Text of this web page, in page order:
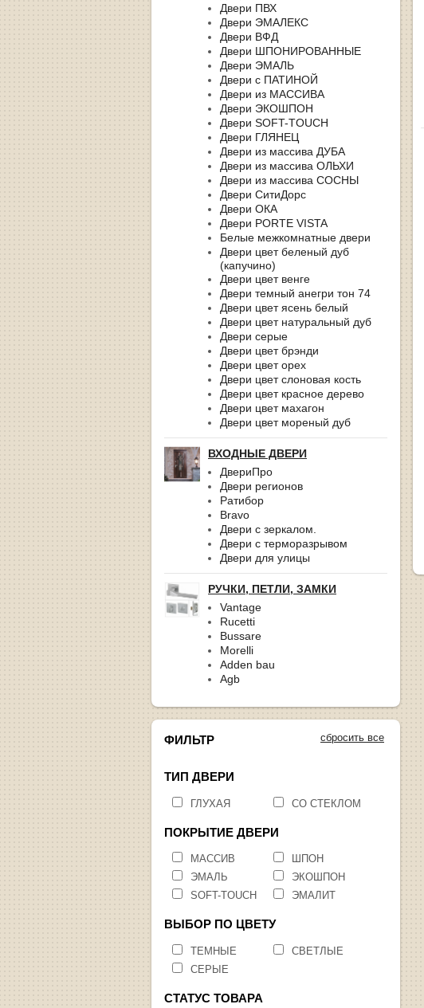
Двери ПВХ
Двери ЭМАЛЕКС
Двери ВФД
Двери ШПОНИРОВАННЫЕ
Двери ЭМАЛЬ
Двери с ПАТИНОЙ
Двери из МАССИВА
Двери ЭКОШПОН
Двери SOFT-TOUCH
Двери ГЛЯНЕЦ
Двери из массива ДУБА
Двери из массива ОЛЬХИ
Двери из массива СОСНЫ
Двери СитиДорс
Двери ОКА
Двери PORTE VISTA
Белые межкомнатные двери
Двери цвет беленый дуб
(капучино)
Двери цвет венге
Двери темный анегри тон 74
Двери цвет ясень белый
Двери цвет натуральный дуб
Двери серые
Двери цвет брэнди
Двери цвет орех
Двери цвет слоновая кость
Двери цвет красное дерево
Двери цвет махагон
Двери цвет мореный дуб
ВХОДНЫЕ ДВЕРИ
ДвериПро
Двери регионов
Ратибор
Bravo
Двери с зеркалом.
Двери с терморазрывом
Двери для улицы
РУЧКИ, ПЕТЛИ, ЗАМКИ
Vantage
Rucetti
Bussare
Morelli
Adden bau
Agb
сбросить все
ФИЛЬТР
ТИП ДВЕРИ
ГЛУХАЯ СО СТЕКЛОМ
ПОКРЫТИЕ ДВЕРИ
МАССИВ
ШПОН
ЭМАЛЬ
ЭКОШПОН
SOFT-TOUCH
ЭМАЛИТ
ВЫБОР ПО ЦВЕТУ
ТЕМНЫЕ
СВЕТЛЫЕ
СЕРЫЕ
СТАТУС ТОВАРА